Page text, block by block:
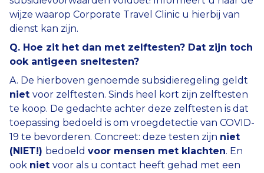
wijze waarop Corporate Travel Clinic u hierbij van
dienst kan zijn.
Q. Hoe zit het dan met zelftesten? Dat zijn toch
ook antigeen sneltesten?
A. De hierboven genoemde subsidieregeling geldt
niet voor zelftesten. Sinds heel kort zijn zelftesten
te koop. De gedachte achter deze zelftesten is dat
toepassing bedoeld is om vroegdetectie van COVID-
19 te bevorderen. Concreet: deze testen zijn niet
(NIET!) bedoeld voor mensen met klachten. En
ook niet voor als u contact heeft gehad met een